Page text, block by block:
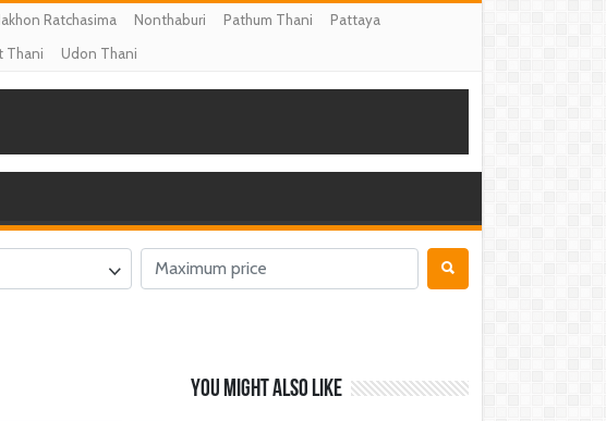
Ratchasima Nonthaburi Pathum Thani
Pattaya
Thani Udon Thani
You might also like